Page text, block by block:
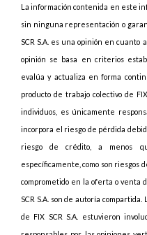
La información contenida en este
sin ninguna representación o
SCR S.A. es una opinión en cuanto
opinión se basa en criterios
evalúa y actualiza en forma
producto de trabajo colectivo de
individuos, es únicamente
incorpora el riesgo de pérdida
riesgo de crédito, a menos
específicamente, como son riesgos
comprometido en la oferta o venta
SCR S.A. son de autoría
de FIX SCR S.A. estuvieron